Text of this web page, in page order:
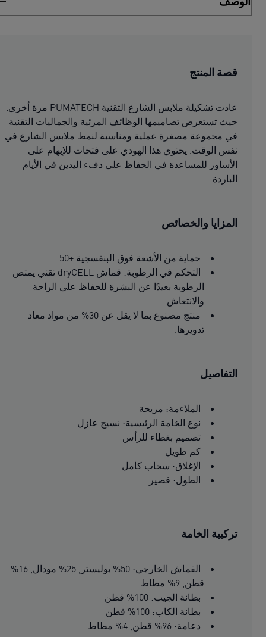
قصة المنتج
عادت تشكيلة ملابس الشارع التقنية PUMATECH مرة أخرى.
حيث تستعرض تصاميمها الوظائف المرئية والجماليات التقنية
في مجموعة مصغرة عملية ومناسبة لنمط ملابس الشارع في
نفس الوقت. يحتوي هذا الهودي على فتحات للإبهام على
الأساور للمساعدة في الحفاظ على دفء اليدين في الأيام
الباردة.
المزايا والخصائص
حماية من الأشعة فوق البنفسجية +50
التحكم في الرطوبة: قماش dryCELL تقني يمتص
الرطوبة بعيدًا عن البشرة للحفاظ على الراحة
والانتعاش
منتج مصنوع بما لا يقل عن 30% من مواد معاد
تدويرها.
التفاصيل
الملاءمة: مريحة
نوع الخامة الرئيسية: نسيج عازل
تصميم بغطاء للرأس
كم طويل
الإغلاق: سحاب كامل
الطول: قصير
تركيبة الخامة
القماش الخارجي: 50% بوليستر, 25% مودال, 16%
قطن, 9% مطاط
بطانة الجيب: 100% قطن
بطانة الكاب: 100% قطن
دعامة: 96% قطن, 4% مطاط